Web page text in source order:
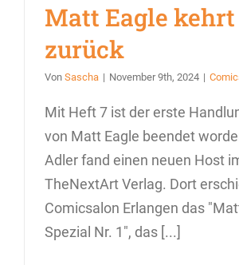
Matt Eagle kehrt
zurück
Von Sascha | November 9th, 2024 |
Mit Heft 7 ist der erste
von Matt Eagle beendet
Adler fand einen neuen Host
TheNextArt Verlag. Dort
Comicsalon Erlangen das
Spezial Nr. 1", das [...]